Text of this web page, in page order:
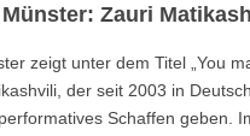
Zauri
zeigt unter dem Titel „You
der seit 2003 in
Schaffen geben.